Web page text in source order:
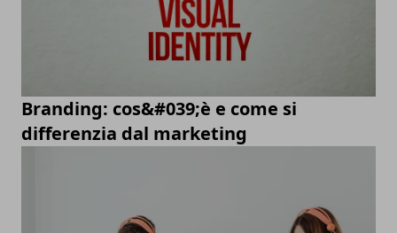
Branding: cos&#039;è e come si
differenzia dal marketing